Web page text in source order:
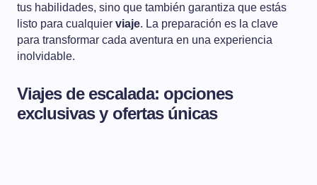
tus habilidades, sino que también garantiza que estás
listo para cualquier viaje. La preparación es la clave
para transformar cada aventura en una experiencia
inolvidable.
Viajes de escalada: opciones
exclusivas y ofertas únicas